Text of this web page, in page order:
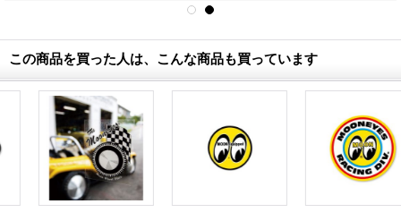
この商品を買った人は、こんな商品も買っています